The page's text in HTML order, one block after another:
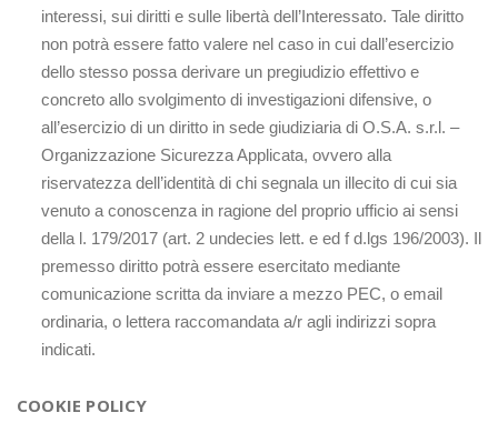
interessi, sui diritti e sulle libertà dell’Interessato. Tale diritto
non potrà essere fatto valere nel caso in cui dall’esercizio
dello stesso possa derivare un pregiudizio effettivo e
concreto allo svolgimento di investigazioni difensive, o
all’esercizio di un diritto in sede giudiziaria di O.S.A. s.r.l. –
Organizzazione Sicurezza Applicata, ovvero alla
riservatezza dell’identità di chi segnala un illecito di cui sia
venuto a conoscenza in ragione del proprio ufficio ai sensi
della l. 179/2017 (art. 2 undecies lett. e ed f d.lgs 196/2003). Il
premesso diritto potrà essere esercitato mediante
comunicazione scritta da inviare a mezzo PEC, o email
ordinaria, o lettera raccomandata a/r agli indirizzi sopra
indicati.
COOKIE POLICY